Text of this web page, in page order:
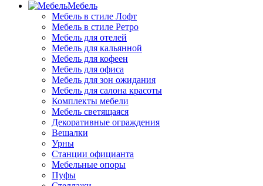
Мебель
Мебель в стиле Лофт
Мебель в стиле Ретро
Мебель для отелей
Мебель для кальянной
Мебель для кофеен
Мебель для офиса
Мебель для зон ожидания
Мебель для салона красоты
Комплекты мебели
Мебель светящаяся
Декоративные ограждения
Вешалки
Урны
Станции официанта
Мебельные опоры
Пуфы